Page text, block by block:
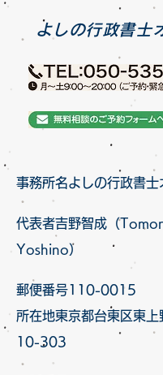
よしの行政書士
事務所名よしの行政書士
代表者吉野智成（
Yoshino）
郵便番号110-0015
所在地東京都台東区東
10-303